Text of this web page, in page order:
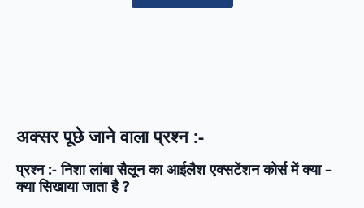
अक्सर पूछे जाने वाला प्रश्न :-
प्रश्न :- निशा लांबा सैलून का आईलैश एक्सटेंशन कोर्स में क्या –
क्या सिखाया जाता है ?